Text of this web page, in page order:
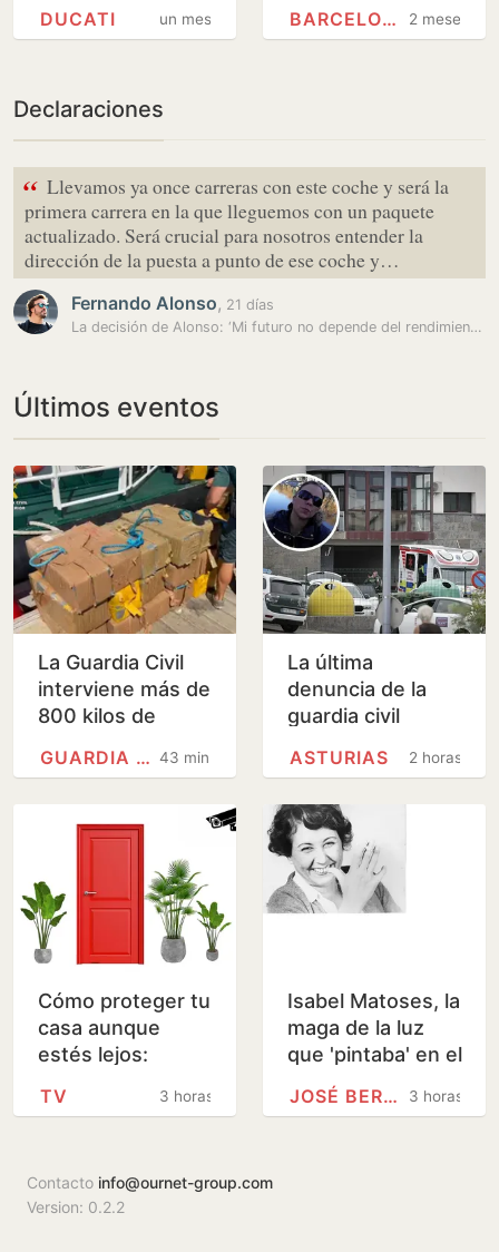
un mes
DUCATI
Honda en Santa
2 meses
BARCELONA
Declaraciones
“ Llevamos ya once carreras con este coche y será la
primera carrera en la que lleguemos con un paquete
actualizado. Será crucial para nosotros entender la
dirección de la puesta a punto de ese coche y…
Fernando Alonso, 21 días
La decisión de Alonso: ‘Mi futuro no depende del rendimiento este año’
Últimos eventos
La Guardia Civil
interviene más de
800 kilos de
43 minutos
GUARDIA CIVIL
La última
denuncia de la
guardia civil
cuartel de
que sentía…
2 horas
ASTURIAS
Cómo proteger tu
casa aunque
estés lejos:
cerraduras,
3 horas
TV
Isabel Matoses, la
maga de la luz
que 'pintaba' en el
laboratorio
3 horas
JOSÉ BERGAMÍN
Contacto info@ournet-group.com
Version: 0.2.2